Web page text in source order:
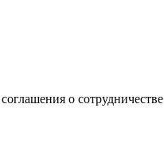
о сотрудничестве